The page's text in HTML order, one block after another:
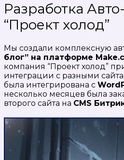
Разработка
“Проект холод”
Мы создали комплексную
блог” на платформе
компания “Проект холод”
интеграции с разными
была интегрирована с
несколько месяцев была
второго сайта на CMS